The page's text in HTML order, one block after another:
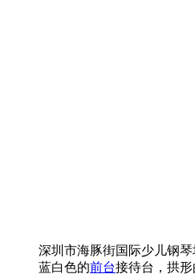
深圳市海豚街国际少儿钢琴
蓝白色的前台接待台，拱形